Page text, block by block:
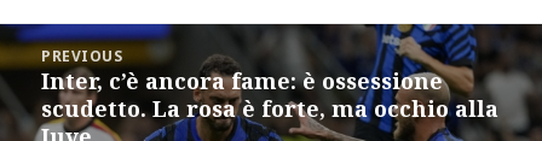
Post
navigation
PREVIOUS
Previous
post:
Inter, c’è ancora fame: è ossessione
scudetto. La rosa è forte, ma occhio alla